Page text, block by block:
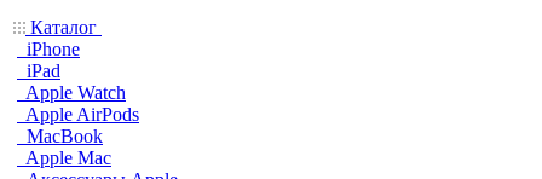
Каталог
iPhone
iPad
Apple Watch
Apple AirPods
MacBook
Apple Mac